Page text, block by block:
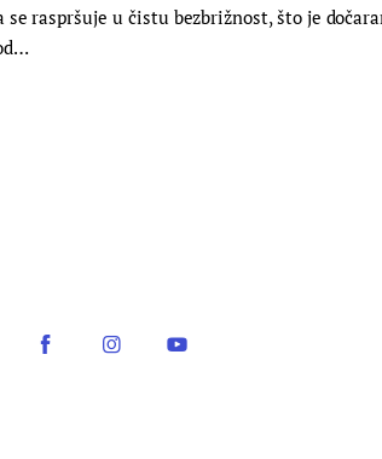
raspršuje u čistu bezbrižnost, što je